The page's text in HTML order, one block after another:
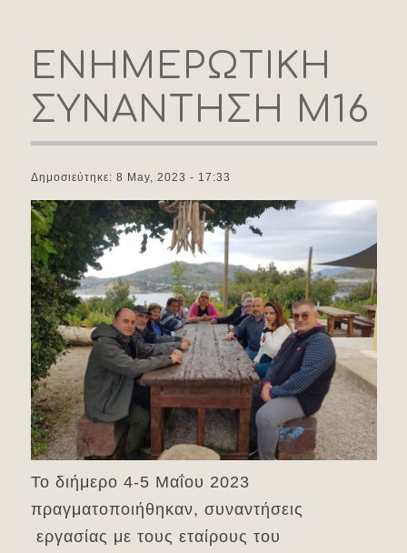
ΕΝΗΜΕΡΩΤΙΚΗ
ΣΥΝΑΝΤΗΣΗ Μ16
Δημοσιεύτηκε: 8 May, 2023 - 17:33
Το διήμερο 4-5 Μαΐου 2023
πραγματοποιήθηκαν, συναντήσεις
εργασίας με τους εταίρους του